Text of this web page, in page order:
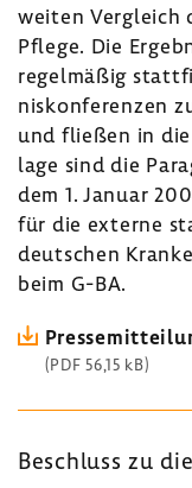
weiten Vergleich
Pflege. Die
regel­mäßig
nis­kon­fe­renzen
und fließen in
lage sind die
dem 1. Januar
für die externe
deut­schen
beim G-BA.
(PDF 56,15 kB)
Beschluss zu